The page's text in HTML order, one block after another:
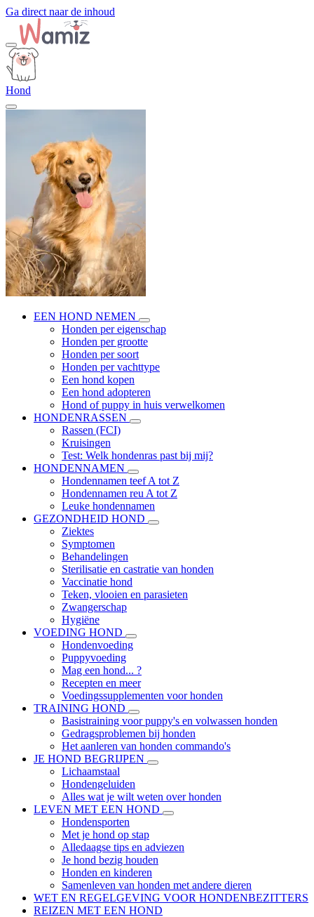
Ga direct naar de inhoud
Hond
EEN HOND NEMEN
Honden per eigenschap
Honden per grootte
Honden per soort
Honden per vachttype
Een hond kopen
Een hond adopteren
Hond of puppy in huis verwelkomen
HONDENRASSEN
Rassen (FCI)
Kruisingen
Test: Welk hondenras past bij mij?
HONDENNAMEN
Hondennamen teef A tot Z
Hondennamen reu A tot Z
Leuke hondennamen
GEZONDHEID HOND
Ziektes
Symptomen
Behandelingen
Sterilisatie en castratie van honden
Vaccinatie hond
Teken, vlooien en parasieten
Zwangerschap
Hygiëne
VOEDING HOND
Hondenvoeding
Puppyvoeding
Mag een hond... ?
Recepten en meer
Voedingssupplementen voor honden
TRAINING HOND
Basistraining voor puppy's en volwassen honden
Gedragsproblemen bij honden
Het aanleren van honden commando's
JE HOND BEGRIJPEN
Lichaamstaal
Hondengeluiden
Alles wat je wilt weten over honden
LEVEN MET EEN HOND
Hondensporten
Met je hond op stap
Alledaagse tips en adviezen
Je hond bezig houden
Honden en kinderen
Samenleven van honden met andere dieren
WET EN REGELGEVING VOOR HONDENBEZITTERS
REIZEN MET EEN HOND